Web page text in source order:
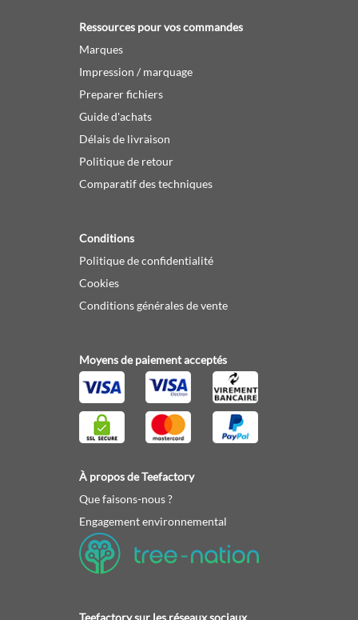
Ressources pour vos commandes
Marques
Impression / marquage
Preparer fichiers
Guide d'achats
Délais de livraison
Politique de retour
Comparatif des techniques
Conditions
Politique de confidentialité
Cookies
Conditions générales de vente
Moyens de paiement acceptés
À propos de Teefactory
Que faisons-nous ?
Engagement environnemental
Teefactory sur les réseaux sociaux